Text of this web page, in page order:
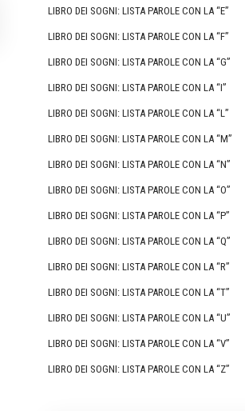
LIBRO DEI SOGNI: LISTA PAROLE CON LA “E”
LIBRO DEI SOGNI: LISTA PAROLE CON LA “F”
LIBRO DEI SOGNI: LISTA PAROLE CON LA “G”
LIBRO DEI SOGNI: LISTA PAROLE CON LA “I”
LIBRO DEI SOGNI: LISTA PAROLE CON LA “L”
LIBRO DEI SOGNI: LISTA PAROLE CON LA “M”
LIBRO DEI SOGNI: LISTA PAROLE CON LA “N”
LIBRO DEI SOGNI: LISTA PAROLE CON LA “O”
LIBRO DEI SOGNI: LISTA PAROLE CON LA “P”
LIBRO DEI SOGNI: LISTA PAROLE CON LA “Q”
LIBRO DEI SOGNI: LISTA PAROLE CON LA “R”
LIBRO DEI SOGNI: LISTA PAROLE CON LA “T”
LIBRO DEI SOGNI: LISTA PAROLE CON LA “U”
LIBRO DEI SOGNI: LISTA PAROLE CON LA “V”
LIBRO DEI SOGNI: LISTA PAROLE CON LA “Z”